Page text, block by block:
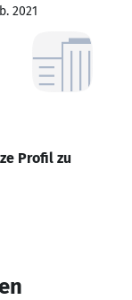
2021
Profil zu